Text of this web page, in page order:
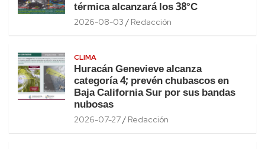
térmica alcanzará los 38°C
2026-08-03 Redacción
CLIMA
Huracán Genevieve alcanza
categoría 4; prevén chubascos en
Baja California Sur por sus bandas
nubosas
2026-07-27 Redacción